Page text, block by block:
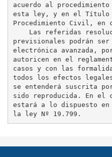
acuerdo al
esta ley, y en el
Procedimiento Civil, en
Las referidas
previsionales podrán ser
electrónica avanzada,
autoricen en el
casos y con las
todos los efectos
se entenderá suscrita
sido reproducida. En el
estará a lo dispuesto